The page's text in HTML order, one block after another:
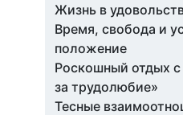
Жизнь в
Время, свобода и
положение
Роскошный отдых
за трудолюбие»
Тесные